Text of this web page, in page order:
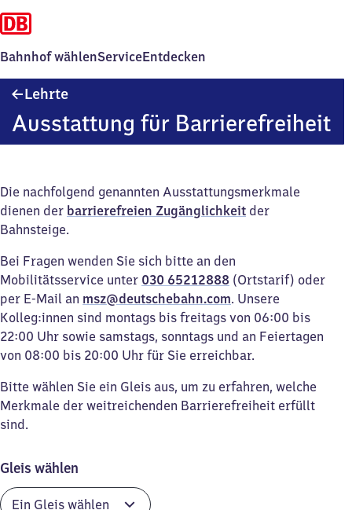
Bahnhof wählenServiceEntdecken
Lehrte
Ausstattung für Barrierefreiheit
Die nachfolgend genannten Ausstattungsmerkmale
dienen der barrierefreien Zugänglichkeit der
Bahnsteige.
Bei Fragen wenden Sie sich bitte an den
Mobilitätsservice unter 030 65212888 (Ortstarif) oder
per E-Mail an msz@deutschebahn.com. Unsere
Kolleg:innen sind montags bis freitags von 06:00 bis
22:00 Uhr sowie samstags, sonntags und an Feiertagen
von 08:00 bis 20:00 Uhr für Sie erreichbar.
Bitte wählen Sie ein Gleis aus, um zu erfahren, welche
Merkmale der weitreichenden Barrierefreiheit erfüllt
sind.
Gleis wählen